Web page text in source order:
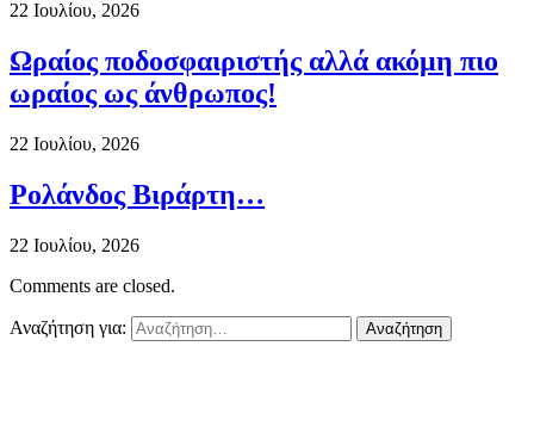
22 Ιουλίου, 2026
Ωραίος ποδοσφαιριστής αλλά ακόμη πιο
ωραίος ως άνθρωπος!
22 Ιουλίου, 2026
Ρολάνδος Βιράρτη…
22 Ιουλίου, 2026
Comments are closed.
Αναζήτηση για: